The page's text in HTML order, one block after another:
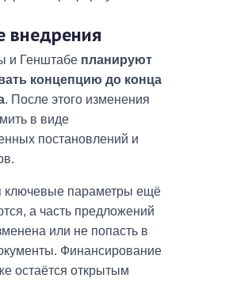
внедрения
и Генштабе планируют
концепцию до конца
. После этого изменения
в виде
постановлений и
ключевые параметры ещё
а часть предложений
или не попасть в
Финансирование
остаётся открытым